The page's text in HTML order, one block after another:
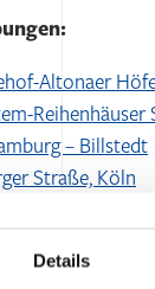
Details
Altonaer
Reihenhäuser
– Billstedt
Straße, Köln
Bad Harzburg